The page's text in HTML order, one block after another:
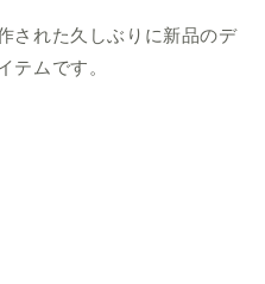
された久しぶりに新品のデ
ムです。